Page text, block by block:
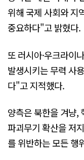
위해 국제 사회와 지
중요하다"고 밝혔다.
또 러시아·우크라이
발생시키는 무력 사
다"고 지적했다.
양측은 북한을 겨냥,
파괴무기 확산을 저
를 위반하는 모든 행